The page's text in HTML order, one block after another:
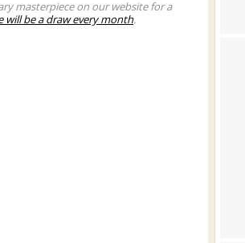
masterpiece on our website for a
will be a draw every month.